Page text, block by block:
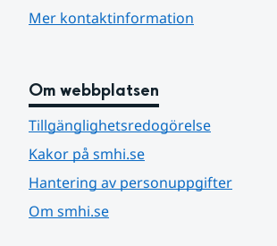
Mer kontaktinformation
Om webbplatsen
Tillgänglighetsredogörelse
Kakor på smhi.se
Hantering av personuppgifter
Om smhi.se